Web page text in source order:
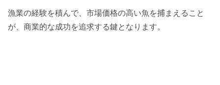
漁業の経験を積んで、市場価格の高い魚を捕まえること
が、商業的な成功を追求する鍵となります。